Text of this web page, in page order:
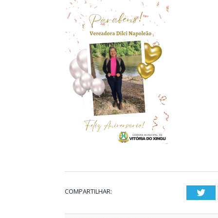
COMPARTILHAR: